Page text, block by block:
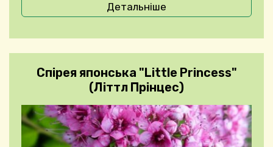
Детальніше
Спірея японська "Little Princess"
(Літтл Прінцес)